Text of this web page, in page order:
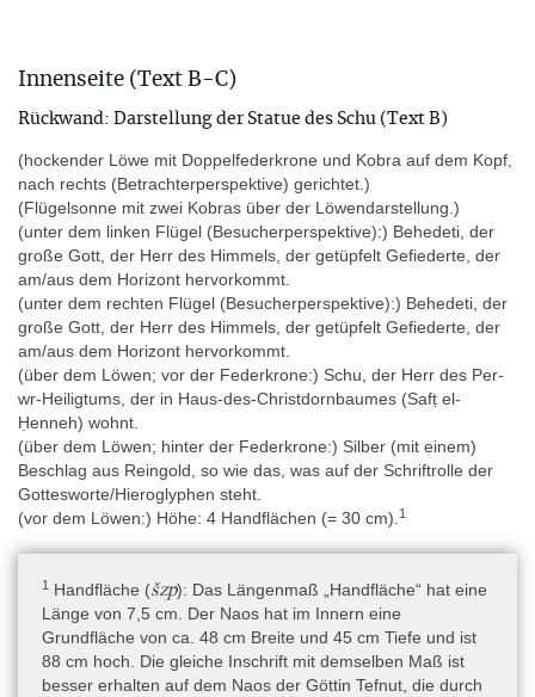
Frankreich mitnehmen (Yoyotte 1954, 79). Später befand es sich
in der Sammlung des Diplomaten und Althistorikers, des Grafen
1817), der seine Sammlung in den Jahren 1784-1792 als
französischer Botschafter in Konstantinopel aufgebaut hat. Nach
dem Tod von Choiseul-Gouffier wurde es 1817 oder 1818 mit
dem Rest dessen Sammlung vom Louvre angekauft (ausführlich
bei Yoyotte 1954, 79-81; von Bomhard 2008, 2). Es wurde in der
Description de l’Égypte aufgenommen und dort mit Hinweis auf
Choiseul-Gouffier nach Damiette, von anderen Teilnehmern der
napoleonischen Expedition jedoch nach Rosette verortet
(Description, Explication des planches).
Zwei große Fragmente (Basis/Sockel und Rückwand) wurden von
Tauchern im Auftrag des Prinzen Omar Toussoun Ende 1940 in
der Bucht von Abukir gefunden (genauer Fundort unbekannt,
sicherlich das „Menouthis“ von Toussoun 1934 bzw. „East
Canopus“ von Goddio [Goddio 2007, 22]) und dem Griechisch-
römischen Museum von Alexandrien geschenkt (Inv. Nr. JE
25774) (Habachi und Habachi 1952, 251; contra Jahr 1933 von
Hohneck 2020, Bd. 2, 277). Vier weitere Fragmente der
Seitenwände wurden 1999 bei Unterwassergrabungen des
European Institute of Underwater Archaeology (unter der Leitung
von Franck Goddio) in „East Canopus“ etwa 1,8 km östlich der
heutigen Küstenlinie entfernt in dem „T“ genannten
Grabungssektor entdeckt.
Innenseite (Text B-C)
Rückwand: Darstellung der Statue des Schu (Text B)
(hockender Löwe mit Doppelfederkrone und Kobra auf dem Kopf,
nach rechts (Betrachterperspektive) gerichtet.)
(Flügelsonne mit zwei Kobras über der Löwendarstellung.)
(unter dem linken Flügel (Besucherperspektive):) Behedeti, der
große Gott, der Herr des Himmels, der getüpfelt Gefiederte, der
am/aus dem Horizont hervorkommt.
(unter dem rechten Flügel (Besucherperspektive):) Behedeti, der
große Gott, der Herr des Himmels, der getüpfelt Gefiederte, der
am/aus dem Horizont hervorkommt.
(über dem Löwen; vor der Federkrone:) Schu, der Herr des Per-
wr-Heiligtums, der in Haus-des-Christdornbaumes (Safṭ el-
Ḥenneh) wohnt.
(über dem Löwen; hinter der Federkrone:) Silber (mit einem)
Beschlag aus Reingold, so wie das, was auf der Schriftrolle der
Gottesworte/Hieroglyphen steht.
(vor dem Löwen:) Höhe: 4 Handflächen (= 30 cm). 1
1 Handfläche (šzp): Das Längenmaß „Handfläche“ hat eine
Länge von 7,5 cm. Der Naos hat im Innern eine
Grundfläche von ca. 48 cm Breite und 45 cm Tiefe und ist
88 cm hoch. Die gleiche Inschrift mit demselben Maß ist
besser erhalten auf dem Naos der Göttin Tefnut, die durch